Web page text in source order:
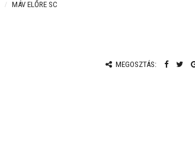
MÁV ELŐRE SC
MEGOSZTÁS: